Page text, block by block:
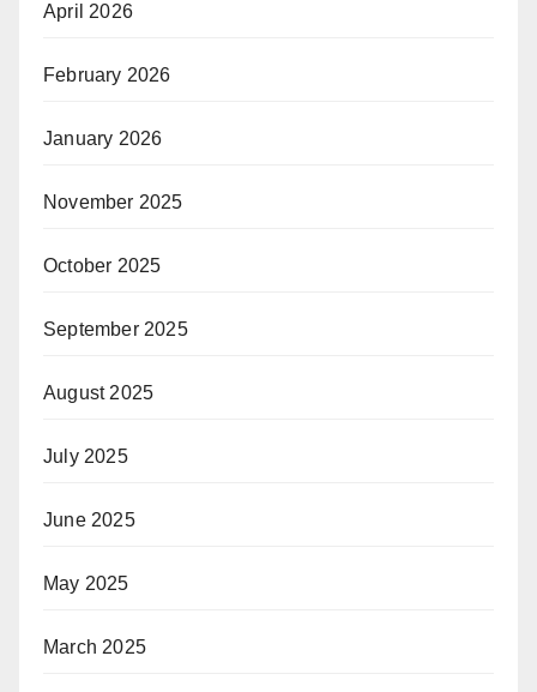
April 2026
February 2026
January 2026
November 2025
October 2025
September 2025
August 2025
July 2025
June 2025
May 2025
March 2025